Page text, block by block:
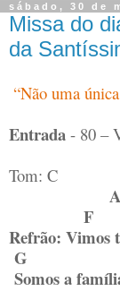
sábado, 30 de
Missa do
da
“Não uma
Entrada - 80 –
Tom: C
F
Refrão: Vimos
G
Somos a